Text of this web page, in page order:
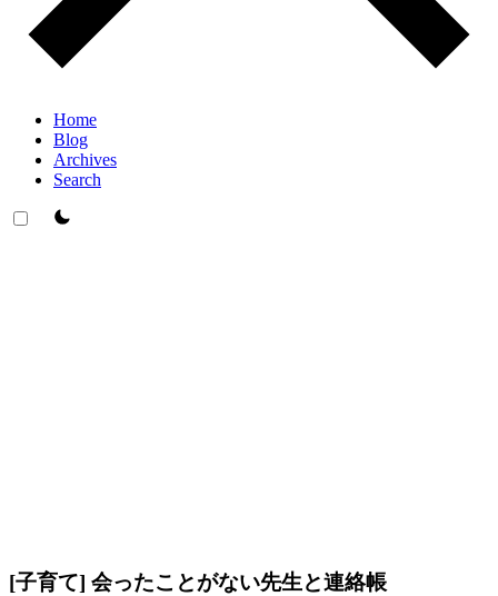
Home
Blog
Archives
Search
theme switcher
[子育て] 会ったことがない先生と連絡帳